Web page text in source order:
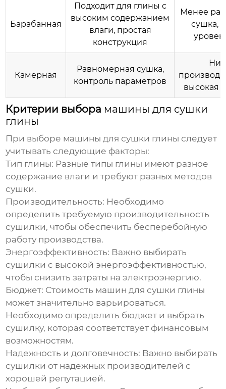
Барабанная
Подходит для глины с
высоким содержанием
влаги, простая
конструкция
Менее
сушка,
Камерная
Равномерная сушка,
контроль параметров
высокая
Критерии выбора машины для сушки
глины
При выборе машины для сушки глины следует
учитывать следующие факторы:
Тип глины: Разные типы глины имеют разное
содержание влаги и требуют разных методов
сушки.
Производительность: Необходимо
определить требуемую производительность
сушилки, чтобы обеспечить бесперебойную
работу производства.
Энергоэффективность: Важно выбирать
сушилки с высокой энергоэффективностью,
чтобы снизить затраты на электроэнергию.
Бюджет: Стоимость машин для сушки глины
может значительно варьироваться.
Необходимо определить бюджет и выбрать
сушилку, которая соответствует финансовым
возможностям.
Надежность и долговечность: Важно выбирать
сушилки от надежных производителей с
хорошей репутацией.